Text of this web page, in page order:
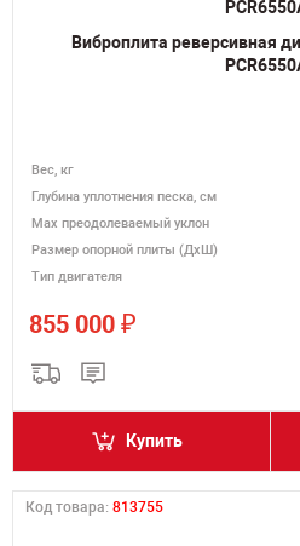
Виброплита реверсивная
Вес, кг
Глубина уплотнения песка, см
Max преодолеваемый уклон
Размер опорной плиты (ДхШ)
Тип двигателя
855 000 ₽
Купить
Код товара: 813755